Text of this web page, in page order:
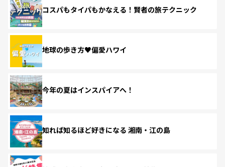
コスパもタイパもかなえる！賢者の旅テクニック
地球の歩き方♥偏愛ハワイ
今年の夏はインスパイアへ！
知れば知るほど好きになる 湘南・江の島